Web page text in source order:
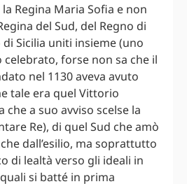
Regina Maria Sofia e non
del Sud, del Regno di
Sicilia uniti insieme (uno
forse non sa che il
nel 1130 aveva avuto
tale era quel Vittorio
che a suo avviso scelse la
Re), di quel Sud che amò
dall’esilio, ma soprattutto
di lealtà verso gli ideali in
si batté in prima